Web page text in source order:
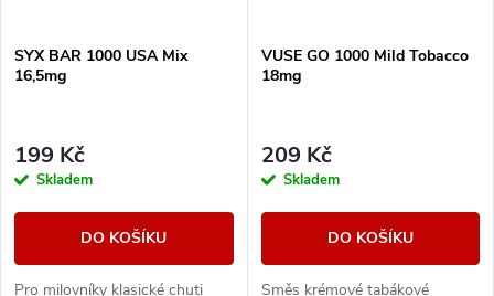
p
r
o
s
p
r
o
d
SYX BAR 1000 USA Mix
16,5mg
199 Kč
Skladem
DO KOŠÍKU
Pro milovníky klasické chuti
VUSE GO 1000 Mild Tobacco
18mg
209 Kč
Skladem
DO KOŠÍKU
Směs krémové tabákové